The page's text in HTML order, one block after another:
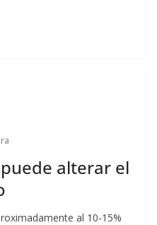
alterar el
al 10-15%